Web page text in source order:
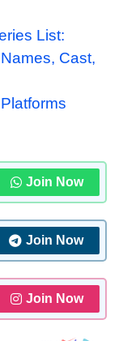
List:
Cast,
Join Now
Join Now
Join Now